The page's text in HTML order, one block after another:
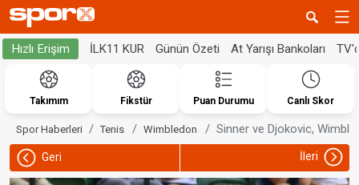
Hızlı Erişim İLK11 KUR Günün Özeti At Yarışı Bankoları
Takımım Fikstür Puan Durumu Canlı Skor
Spor Haberleri Tenis Wimbledon Sinner ve Djokovic,
Geri İleri